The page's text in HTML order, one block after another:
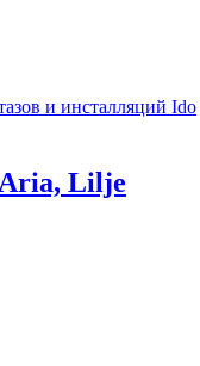
и инсталляций Ido
Aria, Lilje